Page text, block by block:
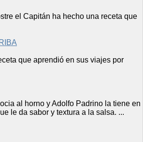
Capitán ha hecho una receta que
que aprendió en sus viajes por
al horno y Adolfo Padrino la tiene en
le da sabor y textura a la salsa. ...